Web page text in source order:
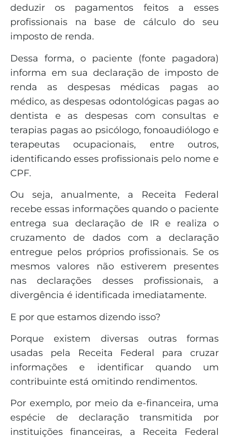
deduzir os pagamentos feitos a esses
profissionais na base de cálculo do seu
imposto de renda.
Dessa forma, o paciente (fonte pagadora)
informa em sua declaração de imposto de
renda as despesas médicas pagas ao
médico, as despesas odontológicas pagas ao
dentista e as despesas com consultas e
terapias pagas ao psicólogo, fonoaudiólogo e
terapeutas ocupacionais, entre outros,
identificando esses profissionais pelo nome e
CPF.
Ou seja, anualmente, a Receita Federal
recebe essas informações quando o paciente
entrega sua declaração de IR e realiza o
cruzamento de dados com a declaração
entregue pelos próprios profissionais. Se os
mesmos valores não estiverem presentes
nas declarações desses profissionais, a
divergência é identificada imediatamente.
E por que estamos dizendo isso?
Porque existem diversas outras formas
usadas pela Receita Federal para cruzar
informações e identificar quando um
contribuinte está omitindo rendimentos.
Por exemplo, por meio da e-financeira, uma
espécie de declaração transmitida por
instituições financeiras, a Receita Federal